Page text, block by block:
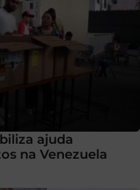
ajuda
na Venezuela